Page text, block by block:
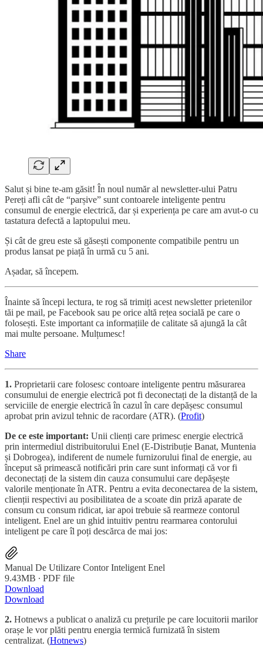
Salut și bine te-am găsit! În noul număr al newsletter-ului Patru
Pereți afli cât de “parșive” sunt contoarele inteligente pentru
consumul de energie electrică, dar și experiența pe care am avut-o cu
tastatura defectă a laptopului meu.
Și cât de greu este să găsești componente compatibile pentru un
produs lansat pe piață în urmă cu 5 ani.
Așadar, să începem.
Înainte să începi lectura, te rog să trimiți acest newsletter prietenilor
tăi pe mail, pe Facebook sau pe orice altă rețea socială pe care o
folosești. Este important ca informațiile de calitate să ajungă la cât
mai multe persoane. Mulțumesc!
Share
1. Proprietarii care folosesc contoare inteligente pentru măsurarea
consumului de energie electrică pot fi deconectați de la distanță de la
serviciile de energie electrică în cazul în care depășesc consumul
aprobat prin avizul tehnic de racordare (ATR). (Profit)
De ce este important: Unii clienți care primesc energie electrică
prin intermediul distribuitorului Enel (E-Distribuție Banat, Muntenia
și Dobrogea), indiferent de numele furnizorului final de energie, au
început să primească notificări prin care sunt informați că vor fi
deconectați de la sistem din cauza consumului care depășește
valorile menționate în ATR. Pentru a evita deconectarea de la sistem,
clienții respectivi au posibilitatea de a scoate din priză aparate de
consum cu consum ridicat, iar apoi trebuie să rearmeze contorul
inteligent. Enel are un ghid intuitiv pentru rearmarea contorului
inteligent pe care îl poți descărca de mai jos:
Manual De Utilizare Contor Inteligent Enel
9.43MB ∙ PDF file
Download
Download
2. Hotnews a publicat o analiză cu prețurile pe care locuitorii marilor
orașe le vor plăti pentru energia termică furnizată în sistem
centralizat. (Hotnews)